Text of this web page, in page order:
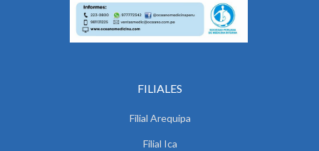
FILIALES
Filial Arequipa
Filial Ica